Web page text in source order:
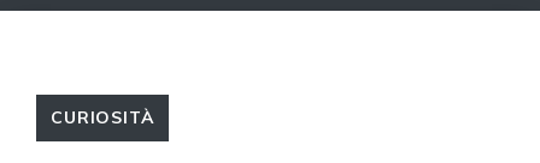
CURIOSITÀ